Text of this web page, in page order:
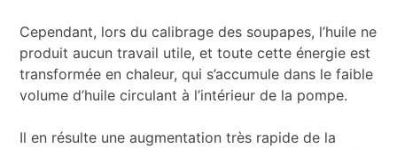
Cependant, lors du calibrage des soupapes, l’huile ne
produit aucun travail utile, et toute cette énergie est
transformée en chaleur, qui s’accumule dans le faible
volume d’huile circulant à l’intérieur de la pompe.
Il en résulte une augmentation très rapide de la